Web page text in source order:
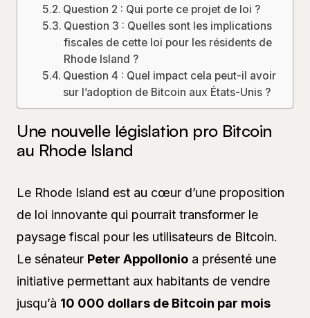
Question 2 : Qui porte ce projet de loi ?
Question 3 : Quelles sont les implications
fiscales de cette loi pour les résidents de
Rhode Island ?
Question 4 : Quel impact cela peut-il avoir
sur l’adoption de Bitcoin aux États-Unis ?
Une nouvelle législation pro Bitcoin
au Rhode Island
Le Rhode Island est au cœur d’une proposition
de loi innovante qui pourrait transformer le
paysage fiscal pour les utilisateurs de Bitcoin.
Le sénateur Peter Appollonio a présenté une
initiative permettant aux habitants de vendre
jusqu’à 10 000 dollars de Bitcoin par mois